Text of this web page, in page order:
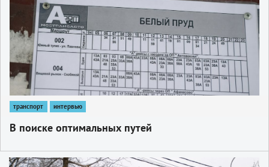
транспорт интервью
В поиске оптимальных путей
1